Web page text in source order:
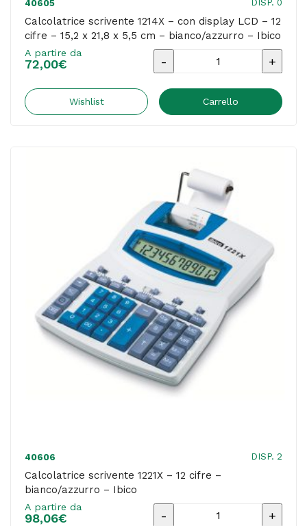
40605 DISP. 0
Calcolatrice scrivente 1214X – con display LCD – 12
cifre – 15,2 x 21,8 x 5,5 cm – bianco/azzurro – Ibico
A partire da
72,00€
Calcolatrice
1214X
-
12
cifre
-
15,2
x
21,8
x
5,5
cm
Ibico
Wishlist Carrello
40606 DISP. 2
Calcolatrice scrivente 1221X – 12 cifre –
bianco/azzurro – Ibico
A partire da
98,06€
Calcolatrice